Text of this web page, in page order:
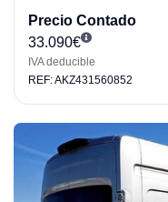
Precio Contado
33.090€
IVA deducible
REF: AKZ431560852